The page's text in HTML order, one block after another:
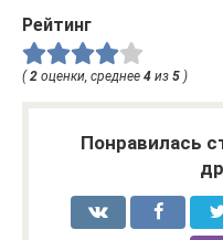
Рейтинг
( 2 оценки, среднее 4 из 5 )
Понравилась